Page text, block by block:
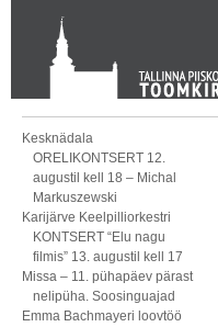
Toom-Kooli 6, 10130 TALLINN
tallinna.toom
+372 644 4140
Kesknädala
ORELIKONTSERT 12.
augustil kell 18 – Michal
Markuszewski
Karijärve Keelpilliorkestri
KONTSERT “Elu nagu
filmis” 13. augustil kell 17
Missa – 11. pühapäev pärast
nelipüha. Soosinguajad
Emma Bachmayeri loovtöö